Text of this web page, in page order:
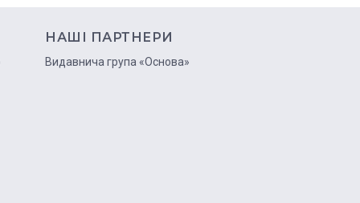
НАШІ ПАРТНЕРИ
Видавнича група «Основа»